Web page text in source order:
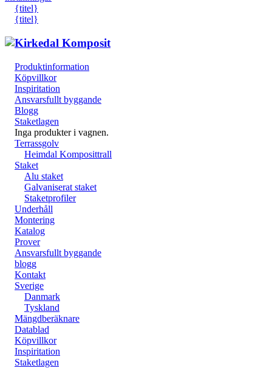
{titel}
{titel}
Produktinformation
Köpvillkor
Inspiritation
Ansvarsfullt byggande
Blogg
Staketlagen
Inga produkter i vagnen.
Terrassgolv
Heimdal Komposittrall
Staket
Alu staket
Galvaniserat staket
Staketprofiler
Underhåll
Montering
Katalog
Prover
Ansvarsfullt byggande
blogg
Kontakt
Sverige
Danmark
Tyskland
Mängdberäknare
Datablad
Köpvillkor
Inspiritation
Staketlagen